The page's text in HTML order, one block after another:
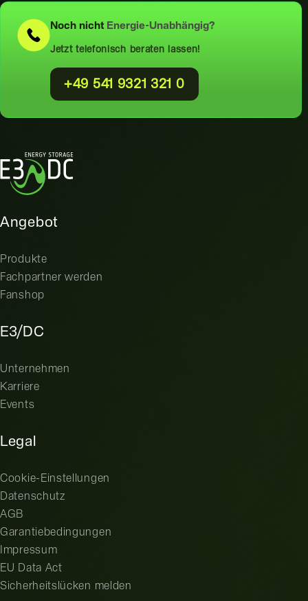
Noch nicht Energie-Unabhängig?
Jetzt telefonisch beraten lassen!
+49 541 9321 321 0
Angebot
Produkte
Fachpartner werden
Fanshop
E3/DC
Unternehmen
Karriere
Events
Legal
Cookie-Einstellungen
Datenschutz
AGB
Garantiebedingungen
Impressum
EU Data Act
Sicherheitslücken melden